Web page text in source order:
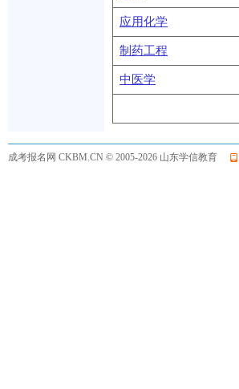
应用化学
制药工程
中医学
成考报名网 CKBM.CN © 2005-2026 山东学信教育